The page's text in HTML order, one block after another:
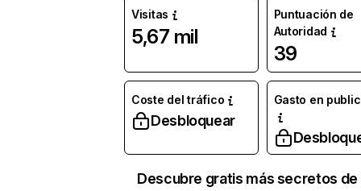
Visitas
5,67 mil
Puntuación de
Autoridad
39
Coste del tráfico
Desbloquear
Gasto en
Descubre gratis más secretos de